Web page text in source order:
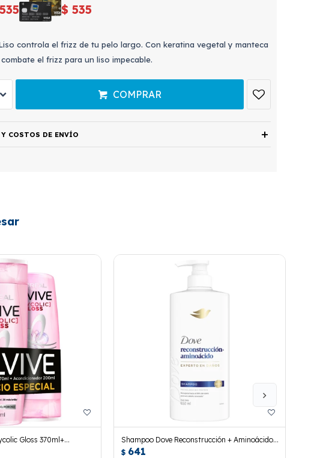
535 $ 535
controla el frizz de tu pelo largo. Con keratina vegetal y manteca
el frizz para un liso impecable.
COMPRAR
COSTOS DE ENVÍO
Gloss 370ml+
Shampoo Dove Reconstrucción + Aminoácido
650 Ml.
$ 641